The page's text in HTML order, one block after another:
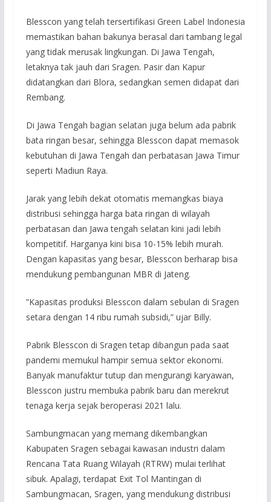
Blesscon yang telah tersertifikasi Green Label Indonesia
memastikan bahan bakunya berasal dari tambang legal
yang tidak merusak lingkungan. Di Jawa Tengah,
letaknya tak jauh dari Sragen. Pasir dan Kapur
didatangkan dari Blora, sedangkan semen didapat dari
Rembang.
Di Jawa Tengah bagian selatan juga belum ada pabrik
bata ringan besar, sehingga Blesscon dapat memasok
kebutuhan di Jawa Tengah dan perbatasan Jawa Timur
seperti Madiun Raya.
Jarak yang lebih dekat otomatis memangkas biaya
distribusi sehingga harga bata ringan di wilayah
perbatasan dan Jawa tengah selatan kini jadi lebih
kompetitif. Harganya kini bisa 10-15% lebih murah.
Dengan kapasitas yang besar, Blesscon berharap bisa
mendukung pembangunan MBR di Jateng.
”Kapasitas produksi Blesscon dalam sebulan di Sragen
setara dengan 14 ribu rumah subsidi,” ujar Billy.
Pabrik Blesscon di Sragen tetap dibangun pada saat
pandemi memukul hampir semua sektor ekonomi.
Banyak manufaktur tutup dan mengurangi karyawan,
Blesscon justru membuka pabrik baru dan merekrut
tenaga kerja sejak beroperasi 2021 lalu.
Sambungmacan yang memang dikembangkan
Kabupaten Sragen sebagai kawasan industri dalam
Rencana Tata Ruang Wilayah (RTRW) mulai terlihat
sibuk. Apalagi, terdapat Exit Tol Mantingan di
Sambungmacan, Sragen, yang mendukung distribusi